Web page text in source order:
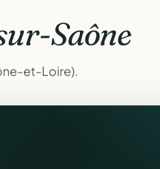
Saône
et-Loire).